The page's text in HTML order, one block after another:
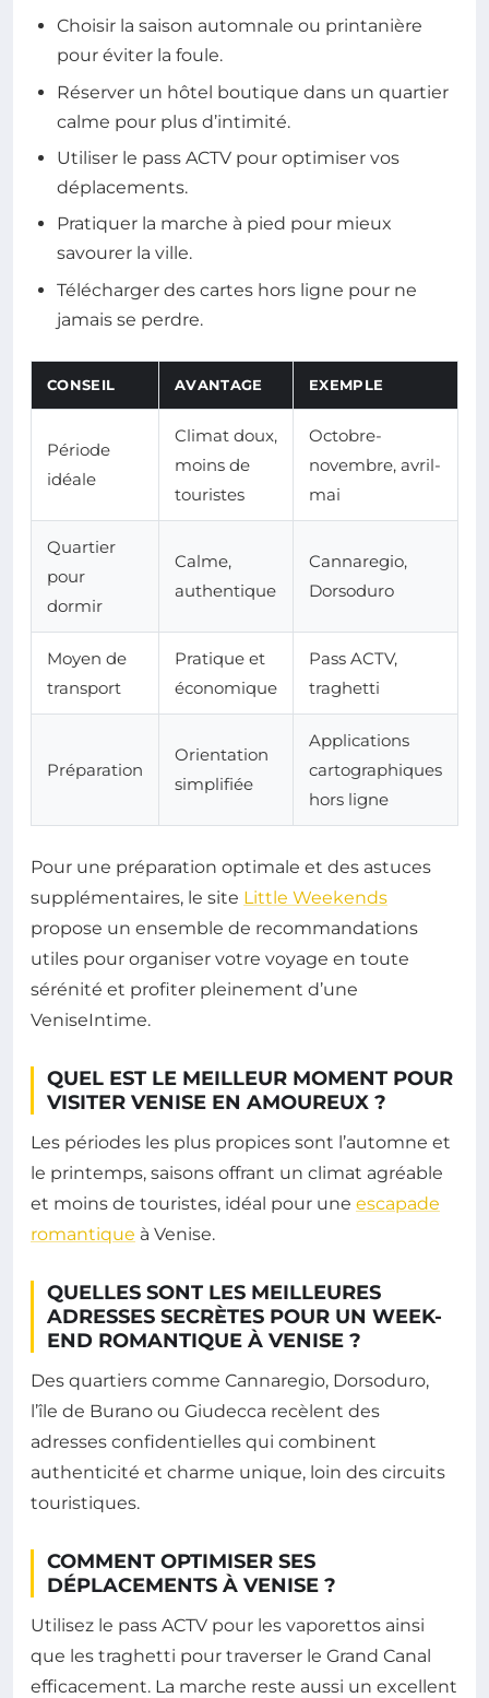
Choisir la saison automnale ou printanière
pour éviter la foule.
Réserver un hôtel boutique dans un quartier
calme pour plus d’intimité.
Utiliser le pass ACTV pour optimiser vos
déplacements.
Pratiquer la marche à pied pour mieux
savourer la ville.
Télécharger des cartes hors ligne pour ne
jamais se perdre.
CONSEIL AVANTAGE EXEMPLE
Période
idéale
Climat doux,
moins de
touristes
Octobre-
novembre, avril-
mai
Quartier
pour
dormir
Calme,
authentique
Cannaregio,
Dorsoduro
Moyen de
transport
Pratique et
économique
Pass ACTV,
traghetti
Préparation
Orientation
simplifiée
Applications
cartographiques
hors ligne
Pour une préparation optimale et des astuces
supplémentaires, le site Little Weekends
propose un ensemble de recommandations
utiles pour organiser votre voyage en toute
sérénité et profiter pleinement d’une
VeniseIntime.
QUEL EST LE MEILLEUR MOMENT POUR
VISITER VENISE EN AMOUREUX ?
Les périodes les plus propices sont l’automne et
le printemps, saisons offrant un climat agréable
et moins de touristes, idéal pour une escapade
romantique à Venise.
QUELLES SONT LES MEILLEURES
ADRESSES SECRÈTES POUR UN WEEK-
END ROMANTIQUE À VENISE ?
Des quartiers comme Cannaregio, Dorsoduro,
l’île de Burano ou Giudecca recèlent des
adresses confidentielles qui combinent
authenticité et charme unique, loin des circuits
touristiques.
COMMENT OPTIMISER SES
DÉPLACEMENTS À VENISE ?
Utilisez le pass ACTV pour les vaporettos ainsi
que les traghetti pour traverser le Grand Canal
efficacement. La marche reste aussi un excellent